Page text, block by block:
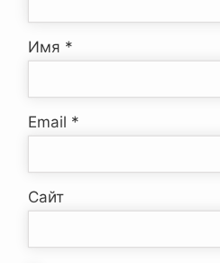
Имя *
Email *
Сайт